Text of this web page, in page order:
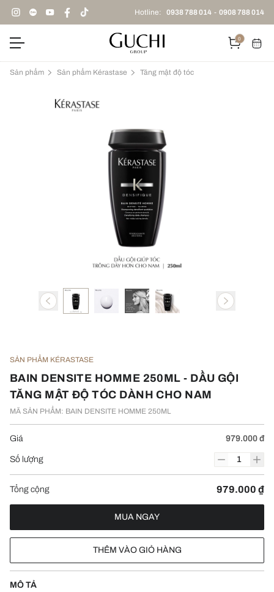
Hotline: 0938 788 014 - 0908 788 014
0
Sản phẩm Sản phẩm Kérastase Tăng mật độ tóc
SẢN PHẨM KÉRASTASE
BAIN DENSITE HOMME 250ML - DẦU GỘI
TĂNG MẬT ĐỘ TÓC DÀNH CHO NAM
MÃ SẢN PHẨM: BAIN DENSITE HOMME 250ML
Giá 979.000 đ
Số lượng
Tổng cộng 979.000 ₫
MUA NGAY
THÊM VÀO GIỎ HÀNG
MÔ TẢ